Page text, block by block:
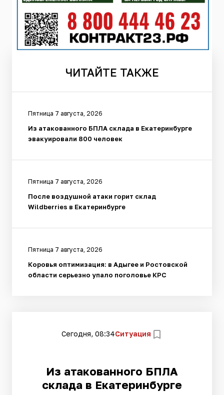
ЧИТАЙТЕ ТАКЖЕ
Пятница 7 августа, 2026
Из атакованного БПЛА склада в Екатеринбурге
эвакуировали 800 человек
Пятница 7 августа, 2026
После воздушной атаки горит склад
Wildberries в Екатеринбурге
Пятница 7 августа, 2026
Коровья оптимизация: в Адыгее и Ростовской
области серьезно упало поголовье КРС
Сегодня, 08:34Ситуация
Из атакованного БПЛА
склада в Екатеринбурге